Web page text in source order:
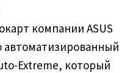
компании ASUS
автоматизированный
Extreme, который